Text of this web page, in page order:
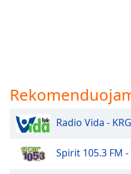
Radio Vida -
Spirit 105.3 FM -